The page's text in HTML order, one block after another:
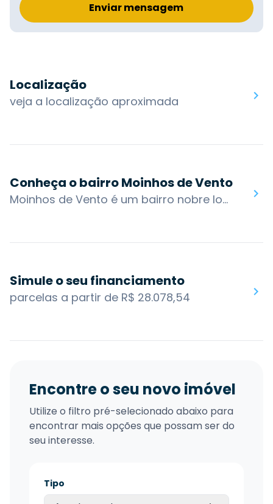
Enviar mensagem
Localização
veja a localização aproximada
Conheça o bairro Moinhos de Vento
Moinhos de Vento é um bairro nobre localizado na zona norte de Porto Alegre. Sendo um bairro de alto padrão, o Moinhos foi bastante modificado nos últimos anos. Possui diversos edifícios residenciais e também teve grande expansão de seu comércio com o passar do tempo.O Moinhos de Vento abriga ainda a Avenida Goethe e a Rua Fernando Gomes, conhecida como "Calçada da Fama". Ambas são locais para curtir a noite, contando com a sua grande quantidade de bares e restaurantes. Outra rua bastante frequentada do bairro é a Padre Chagas, com diversos bares, restaurantes e lojas de marcas de luxo. Além dos citados, outro local que se destaca pelo comércio é a Rua Vinte e Quatro de Outubro.O bairro possui acesso por algumas das principais vias da cidade: Av. Goethe, Rua Mostardeiro, Rua 24 de Outubro e Rua Félix da Cunha. Os bairros nos arredores são: Floresta, Auxiliadora, Mont Serrat, Bela Vista, Rio Branco, Bom Fim e Independência.Você encontra no bairro Moinhos de Vento: Parque Moinhos de Vento (Parcão), Morro Ricaldone, Parque Tenístico José Mountary, Praça Doutor Maurício Cardoso, Associação Leopoldina Juvenil, Sede Moinhos de Vento do Grêmio Náutico União, Moinhos Shopping, Hospital Moinhos de Vento.
Simule o seu financiamento
parcelas a partir de R$ 28.078,54
Encontre o seu novo imóvel
Utilize o filtro pré-selecionado abaixo para
encontrar mais opções que possam ser do
seu interesse.
Tipo